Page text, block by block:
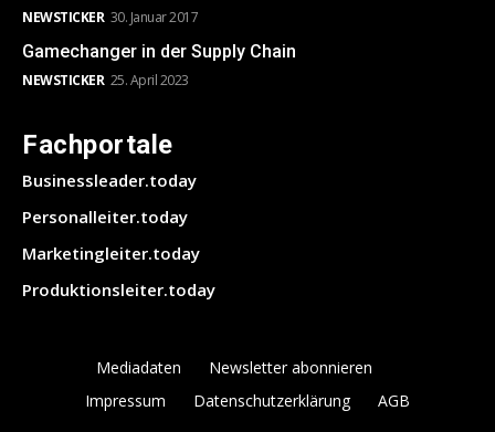
NEWSTICKER 30. Januar 2017
Gamechanger in der Supply Chain
NEWSTICKER 25. April 2023
Fachportale
Businessleader.today
Personalleiter.today
Marketingleiter.today
Produktionsleiter.today
Mediadaten
Newsletter abonnieren
Impressum
Datenschutzerklärung AGB